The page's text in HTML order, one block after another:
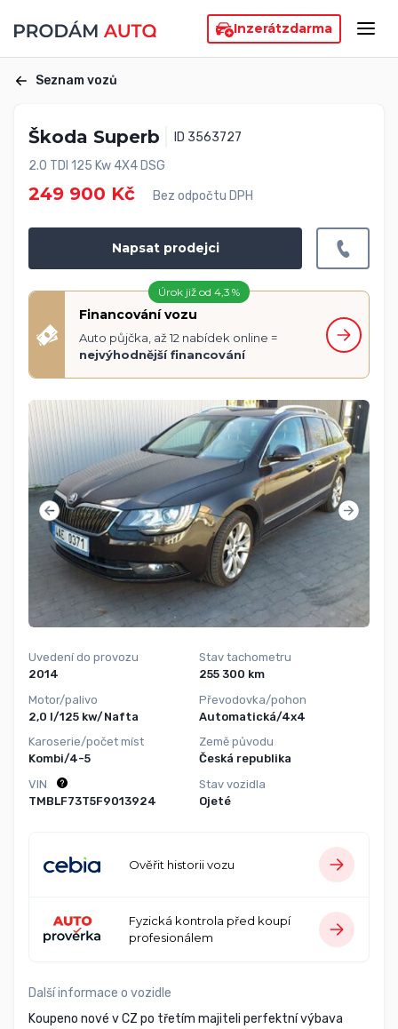
Inzerátzdarma
Seznam vozů
Škoda Superb
ID 3563727
2.0 TDI 125 Kw 4X4 DSG
249 900 Kč Bez odpočtu DPH
Napsat prodejci
Úrok již od 4,3 %
Financování vozu
Auto půjčka, až 12 nabídek online =
nejvýhodnější financování
Uvedení do provozu
2014
Motor/palivo
2,0 l/125 kw/Nafta
Karoserie/počet míst
Kombi/4-5
Stav tachometru
255 300 km
Převodovka/pohon
Automatická/4x4
Země původu
Česká republika
VIN
TMBLF73T5F9013924
Stav vozidla
Ojeté
Ověřit historii vozu
Fyzická kontrola před koupí
profesionálem
Další informace o vozidle
Koupeno nové v CZ po třetím majiteli perfektní výbava